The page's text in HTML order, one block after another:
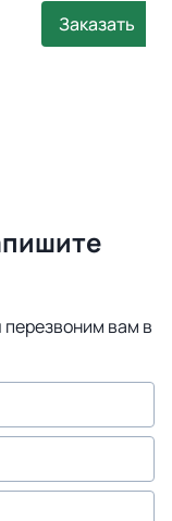
Заказать
вам в